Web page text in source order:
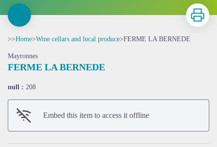
Print
>>Home>Wine cellars and local produce>FERME LA BERNEDE
Mayronnes
FERME LA BERNEDE
null : 208
Embed this item to access it offline